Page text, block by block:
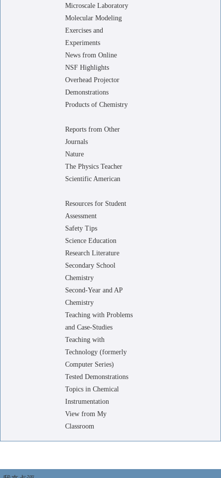
Microscale Laboratory
Molecular Modeling
Exercises and
Experiments
News from Online
NSF Highlights
Overhead Projector
Demonstrations
Products of Chemistry
Reports from Other
Journals
Nature
The Physics Teacher
Scientific American
Resources for Student
Assessment
Safety Tips
Science Education
Research Literature
Secondary School
Chemistry
Second-Year and AP
Chemistry
Teaching with Problems
and Case-Studies
Teaching with
Technology (formerly
Computer Series)
Tested Demonstrations
Topics in Chemical
Instrumentation
View from My
Classroom